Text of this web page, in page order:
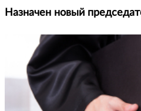
Назначен новый